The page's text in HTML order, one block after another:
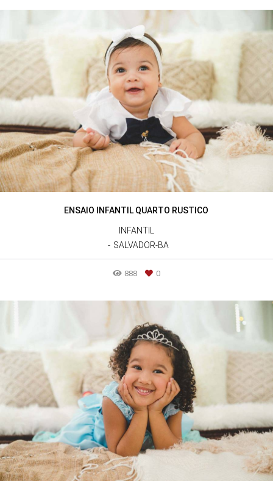
ENSAIO INFANTIL QUARTO RUSTICO
INFANTIL
SALVADOR-BA
888 0